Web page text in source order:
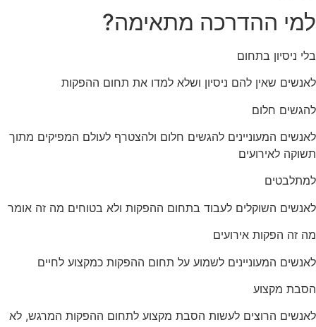
למי ההדרכה מתאימה?
בלי ניסיון בתחום
לאנשים שאין להם ניסיון ושלא למדו את תחום ההפקות
להגשים חלום
לאנשים המעוניינים להגשים חלום ולהצטרף לעולם המפיקים מתוך
תשוקה לאירועים
למתלבטים
לאנשים השוקלים לעבוד בתחום ההפקות ולא בטוחים מה זה אומר
מה זה הפקות אירועים
לאנשים המעוניינים לשמוע על תחום ההפקות כמקצוע לחיים
הסבת מקצוע
לאנשים הרוצים לעשות הסבת מקצוע לתחום ההפקות המרגש, לא